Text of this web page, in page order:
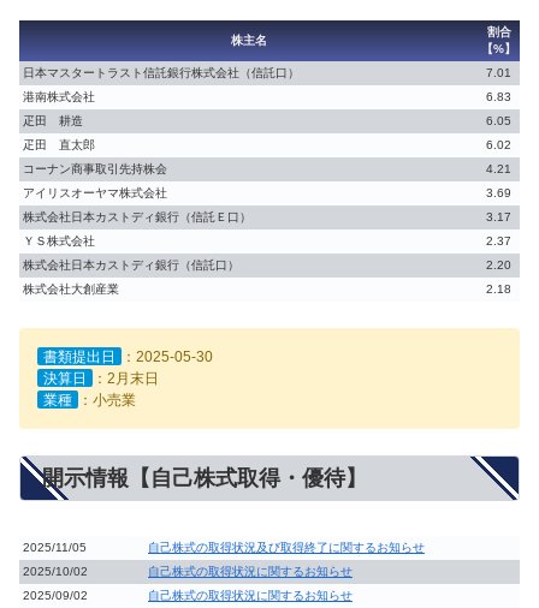
株主名
割合
【%】
日本マスタートラスト信託銀行株式会社（信託口）
7.01
港南株式会社
6.83
疋田 耕造
6.05
疋田 直太郎
6.02
コーナン商事取引先持株会
4.21
アイリスオーヤマ株式会社
3.69
株式会社日本カストディ銀行（信託Ｅ口）
3.17
ＹＳ株式会社
2.37
株式会社日本カストディ銀行（信託口）
2.20
株式会社大創産業
2.18
書類提出日
：2025-05-30
決算日
：2月末日
業種
：小売業
開示情報【自己株式取得・優待】
2025/11/05
自己株式の取得状況及び取得終了に関するお知らせ
2025/10/02
自己株式の取得状況に関するお知らせ
2025/09/02
自己株式の取得状況に関するお知らせ